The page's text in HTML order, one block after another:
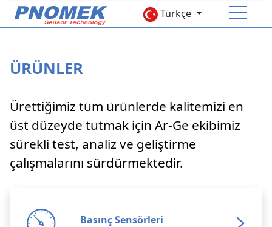
Türkçe
ANA SAYFA
ÜRÜNLER
Basınç Sensörleri Sıcaklık Sensörü
Seviye Sensörü
İNSAN KAYNAKLARI
ÜRÜNLER
Ürettiğimiz tüm ürünlerde kalitemizi en
üst düzeyde tutmak için Ar-Ge ekibimiz
sürekli test, analiz ve geliştirme
çalışmalarını sürdürmektedir.
Basınç Sensörleri